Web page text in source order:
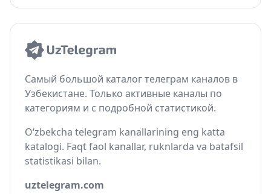
Самый большой каталог телеграм каналов в
Узбекистане. Только активные каналы по
категориям и с подробной статистикой.
O‘zbekcha telegram kanallarining eng katta
katalogi. Faqt faol kanallar, ruknlarda va batafsil
statistikasi bilan.
uztelegram.com